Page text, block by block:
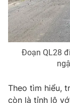
Thị trường
VTV4
Đoạn QL28
Theo tìm hiểu,
còn là tỉnh lộ